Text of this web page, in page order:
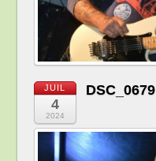
JUIL
4
2024
DSC_0679